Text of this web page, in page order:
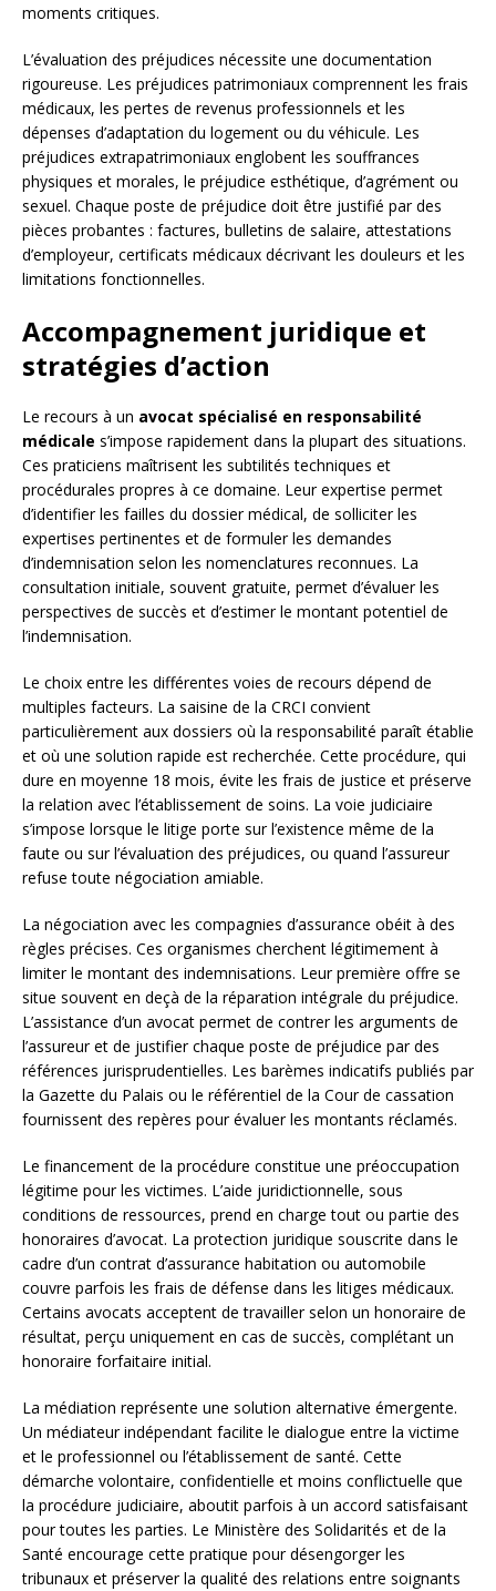
moments critiques.
L’évaluation des préjudices nécessite une documentation
rigoureuse. Les préjudices patrimoniaux comprennent les frais
médicaux, les pertes de revenus professionnels et les
dépenses d’adaptation du logement ou du véhicule. Les
préjudices extrapatrimoniaux englobent les souffrances
physiques et morales, le préjudice esthétique, d’agrément ou
sexuel. Chaque poste de préjudice doit être justifié par des
pièces probantes : factures, bulletins de salaire, attestations
d’employeur, certificats médicaux décrivant les douleurs et les
limitations fonctionnelles.
Accompagnement juridique et
stratégies d’action
Le recours à un avocat spécialisé en responsabilité
médicale s’impose rapidement dans la plupart des situations.
Ces praticiens maîtrisent les subtilités techniques et
procédurales propres à ce domaine. Leur expertise permet
d’identifier les failles du dossier médical, de solliciter les
expertises pertinentes et de formuler les demandes
d’indemnisation selon les nomenclatures reconnues. La
consultation initiale, souvent gratuite, permet d’évaluer les
perspectives de succès et d’estimer le montant potentiel de
l’indemnisation.
Le choix entre les différentes voies de recours dépend de
multiples facteurs. La saisine de la CRCI convient
particulièrement aux dossiers où la responsabilité paraît établie
et où une solution rapide est recherchée. Cette procédure, qui
dure en moyenne 18 mois, évite les frais de justice et préserve
la relation avec l’établissement de soins. La voie judiciaire
s’impose lorsque le litige porte sur l’existence même de la
faute ou sur l’évaluation des préjudices, ou quand l’assureur
refuse toute négociation amiable.
La négociation avec les compagnies d’assurance obéit à des
règles précises. Ces organismes cherchent légitimement à
limiter le montant des indemnisations. Leur première offre se
situe souvent en deçà de la réparation intégrale du préjudice.
L’assistance d’un avocat permet de contrer les arguments de
l’assureur et de justifier chaque poste de préjudice par des
références jurisprudentielles. Les barèmes indicatifs publiés par
la Gazette du Palais ou le référentiel de la Cour de cassation
fournissent des repères pour évaluer les montants réclamés.
Le financement de la procédure constitue une préoccupation
légitime pour les victimes. L’aide juridictionnelle, sous
conditions de ressources, prend en charge tout ou partie des
honoraires d’avocat. La protection juridique souscrite dans le
cadre d’un contrat d’assurance habitation ou automobile
couvre parfois les frais de défense dans les litiges médicaux.
Certains avocats acceptent de travailler selon un honoraire de
résultat, perçu uniquement en cas de succès, complétant un
honoraire forfaitaire initial.
La médiation représente une solution alternative émergente.
Un médiateur indépendant facilite le dialogue entre la victime
et le professionnel ou l’établissement de santé. Cette
démarche volontaire, confidentielle et moins conflictuelle que
la procédure judiciaire, aboutit parfois à un accord satisfaisant
pour toutes les parties. Le Ministère des Solidarités et de la
Santé encourage cette pratique pour désengorger les
tribunaux et préserver la qualité des relations entre soignants